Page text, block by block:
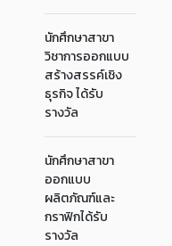
นักศึกษาสาขา
วิชาการออกแบบ
สร้างสรรค์เชิง
ธุรกิจ ได้รับ
รางวัล
นักศึกษาสาขา
ออกแบบ
ผลิตภัณฑ์และ
กราฟิกได้รับ
รางวัล